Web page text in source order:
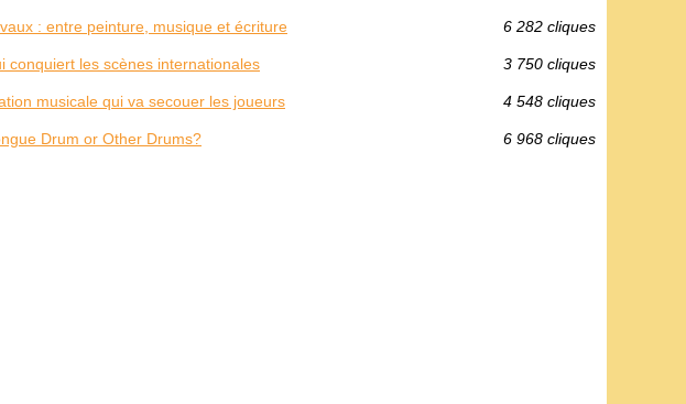
: entre peinture, musique et écriture 6 282 cliques
conquiert les scènes internationales 3 750 cliques
musicale qui va secouer les joueurs 4 548 cliques
Drum or Other Drums? 6 968 cliques